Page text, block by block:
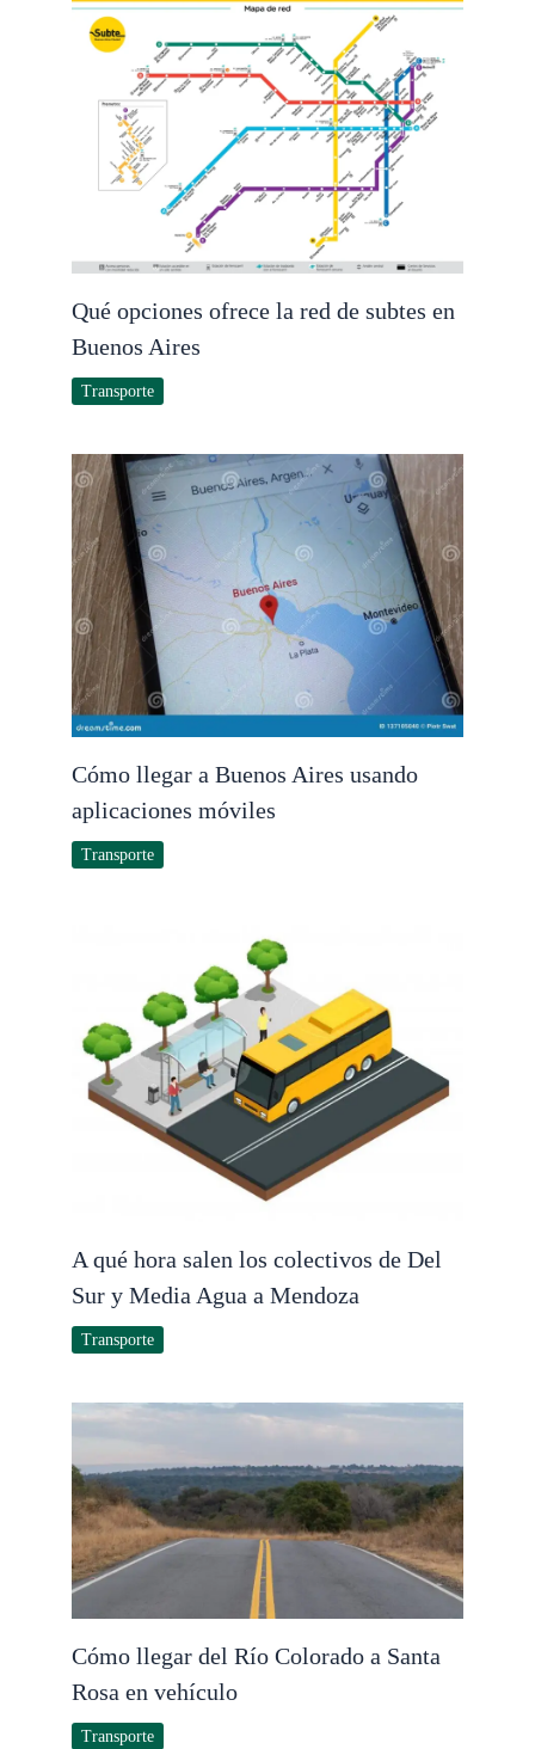
Qué opciones ofrece la red de subtes en
Buenos Aires
Transporte
Cómo llegar a Buenos Aires usando
aplicaciones móviles
Transporte
A qué hora salen los colectivos de Del
Sur y Media Agua a Mendoza
Transporte
Cómo llegar del Río Colorado a Santa
Rosa en vehículo
Transporte